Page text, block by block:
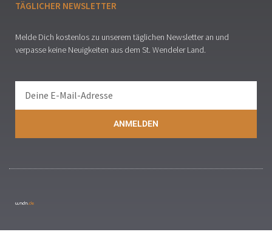
TÄGLICHER NEWSLETTER
Melde Dich kostenlos zu unserem täglichen Newsletter an und
verpasse keine Neuigkeiten aus dem St. Wendeler Land.
ANMELDEN